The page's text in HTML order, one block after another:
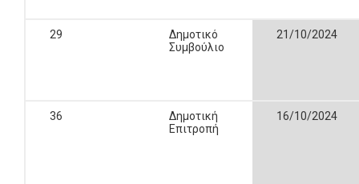
29
Δημοτικό
Συμβούλιο
21/10/2024
36
Δημοτική
Επιτροπή
16/10/2024